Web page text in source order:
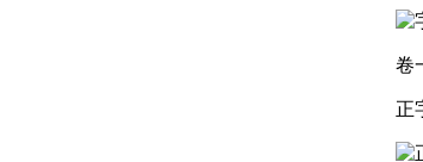
卷
正